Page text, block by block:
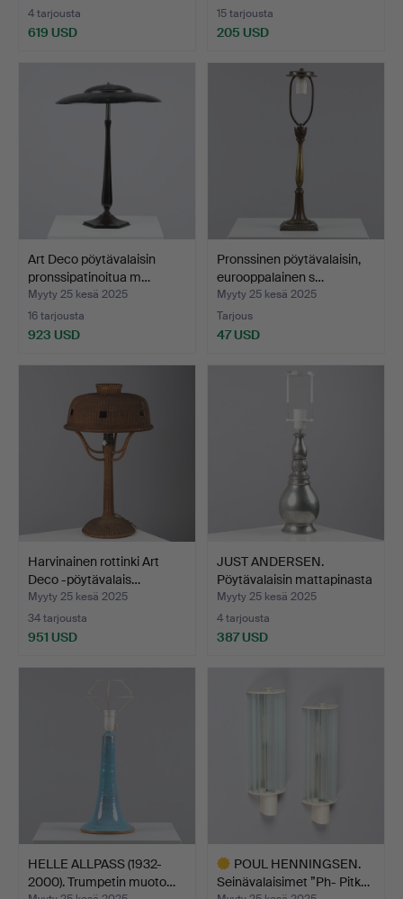
4 tarjousta
619 USD
15 tarjousta
205 USD
Art Deco pöytävalaisin
pronssipatinoitua m…
Myyty 25 kesä 2025
16 tarjousta
923 USD
Pronssinen pöytävalaisin,
eurooppalainen s…
Myyty 25 kesä 2025
Tarjous
47 USD
Harvinainen rottinki Art
Deco -pöytävalais…
Myyty 25 kesä 2025
34 tarjousta
951 USD
JUST ANDERSEN.
Pöytävalaisin mattapinasta
…
Myyty 25 kesä 2025
4 tarjousta
387 USD
HELLE ALLPASS (1932-
2000). Trumpetin muoto…
POUL HENNINGSEN.
Seinävalaisimet ”Ph- Pitk…